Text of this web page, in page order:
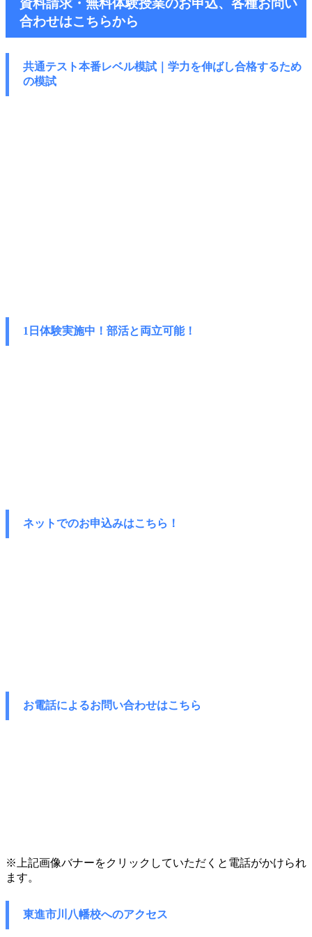
資料請求・無料体験授業のお申込、各種お問い
合わせはこちらから
共通テスト本番レベル模試｜学力を伸ばし合格するため
の模試
1日体験実施中！部活と両立可能！
ネットでのお申込みはこちら！
お電話によるお問い合わせはこちら
※上記画像バナーをクリックしていただくと電話がかけられ
ます。
東進市川八幡校へのアクセス